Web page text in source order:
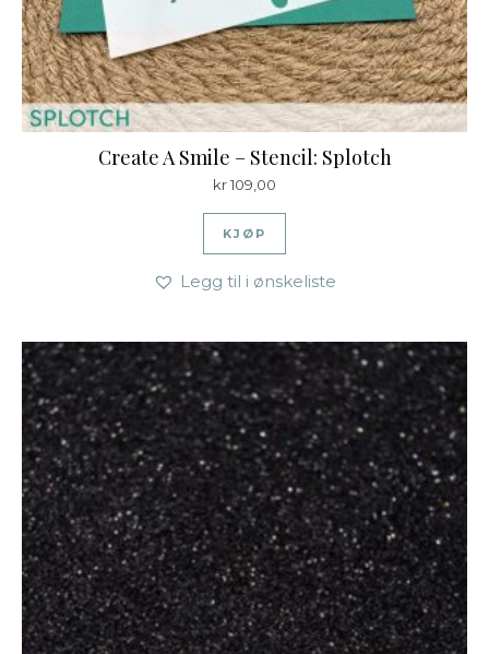
Create A Smile – Stencil: Splotch
kr109,00
KJØP
Legg til i ønskeliste